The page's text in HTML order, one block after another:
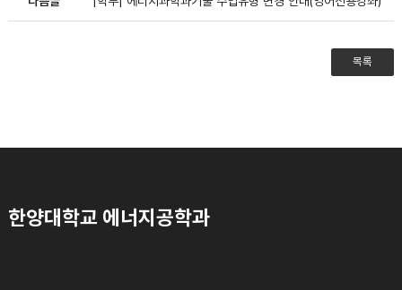
목록
한양대학교 에너지공학과